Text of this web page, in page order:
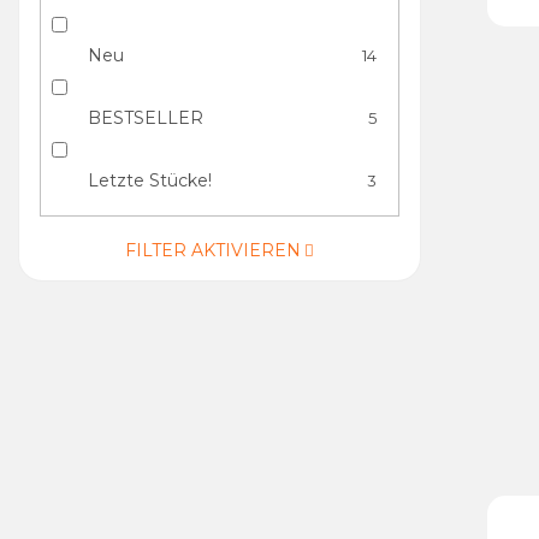
Neu 14
BESTSELLER 5
Letzte Stücke! 3
FILTER AKTIVIEREN